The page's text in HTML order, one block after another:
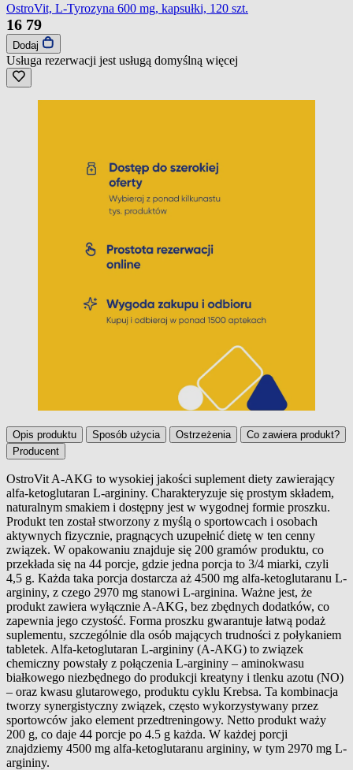
OstroVit, L-Tyrozyna 600 mg, kapsułki, 120 szt.
16 79
Dodaj
Usługa rezerwacji jest usługą domyślną więcej
Opis produktu Sposób użycia Ostrzeżenia
Co zawiera produkt?
Producent
Opis produktu
OstroVit A-AKG to wysokiej jakości suplement diety zawierający
alfa-ketoglutaran L-argininy. Charakteryzuje się prostym składem,
naturalnym smakiem i dostępny jest w wygodnej formie proszku.
Produkt ten został stworzony z myślą o sportowcach i osobach
aktywnych fizycznie, pragnących uzupełnić dietę w ten cenny
związek. W opakowaniu znajduje się 200 gramów produktu, co
przekłada się na 44 porcje, gdzie jedna porcja to 3/4 miarki, czyli
4,5 g. Każda taka porcja dostarcza aż 4500 mg alfa-ketoglutaranu L-
argininy, z czego 2970 mg stanowi L-arginina. Ważne jest, że
produkt zawiera wyłącznie A-AKG, bez zbędnych dodatków, co
zapewnia jego czystość. Forma proszku gwarantuje łatwą podaż
suplementu, szczególnie dla osób mających trudności z połykaniem
tabletek. Alfa-ketoglutaran L-argininy (A-AKG) to związek
chemiczny powstały z połączenia L-argininy – aminokwasu
białkowego niezbędnego do produkcji kreatyny i tlenku azotu (NO)
– oraz kwasu glutarowego, produktu cyklu Krebsa. Ta kombinacja
tworzy synergistyczny związek, często wykorzystywany przez
sportowców jako element przedtreningowy. Netto produkt waży
200 g, co daje 44 porcje po 4.5 g każda. W każdej porcji
znajdziemy 4500 mg alfa-ketoglutaranu argininy, w tym 2970 mg L-
argininy.